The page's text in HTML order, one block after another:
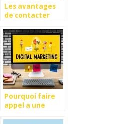
Les avantages
de contacter
immobilière
Pourquoi faire
appel a une